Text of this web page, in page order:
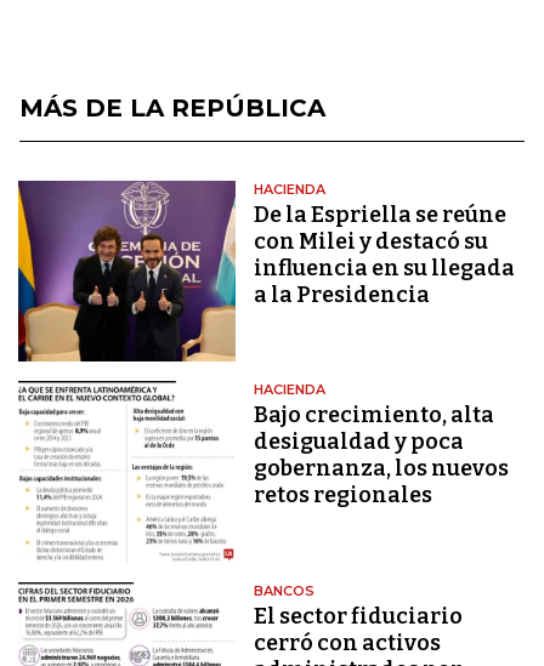
MÁS DE LA REPÚBLICA
HACIENDA
De la Espriella se reúne
con Milei y destacó su
influencia en su llegada
a la Presidencia
HACIENDA
Bajo crecimiento, alta
desigualdad y poca
gobernanza, los nuevos
retos regionales
BANCOS
El sector fiduciario
cerró con activos